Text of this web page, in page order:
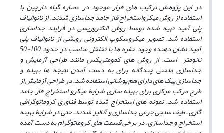
در این پژوهش ترکیب­ های فرار موجود در عصاره گیاه دارچین با
استفاده از روش میکرواستخراجفاز جامد جداسازی شدند. از نانوالیاف
پلی آمید تهیه شده توسط روش الکتروریسی در فرایند جداسازی
استفاده شد. تصویر میکروسکوپ الکترونی روبشی از نانوالیاف پلی
آمید نشان دهنده وجود حفره ­ها با تخلخل مناسب در حدود 100-50
نانومتر است. از روش ­های کمومتریکس مانند طراحی آزمایش و
جداسازی منحنی چندگانه برای به دست آمدن نتیجه­ ها بهینه و
جداسازی پیک­ های دارای هم پوشانی استفاده شد. در طراحی آزمایش از
طرح مرکب مرکزی برای بهینه­ سازی شرایط میکرو استخراج فاز جامد
استفاده شد. نمونه­ های استخراج شده توسط فناوری کروماتوگرافی
گازی ـ طیف سنجی جرمی جداسازی و آنالیز شدند. حتی در شرایط بهینه
استخراج و جداسازی، در برخی قسمت­ های کروماتوگرام به دست آمده